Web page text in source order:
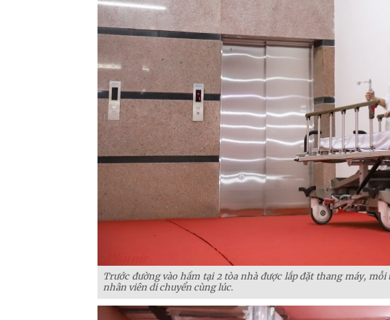
Trước đường vào hầm tại 2 tòa nhà được lắp đặt thang máy,
nhân viên di chuyển cùng lúc.